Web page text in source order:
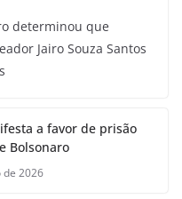
determinou que
Jairo Souza Santos
a favor de prisão
Bolsonaro
de 2026